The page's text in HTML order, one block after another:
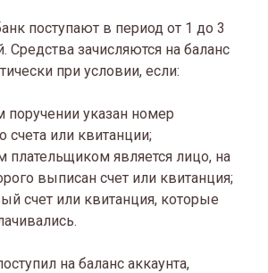
поступают в период от 1 до 3
Средства зачисляются на баланс
при условии, если:
поручении указан номер
счета или квитанции;
плательщиком является лицо, на
выписан счет или квитанция;
счет или квитанция, которые
на баланс аккаунта,